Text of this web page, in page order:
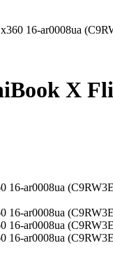
16-ar0008ua
X